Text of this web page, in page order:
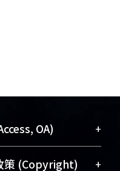
OA) +
提升資訊取用性
策 (Copyright) +